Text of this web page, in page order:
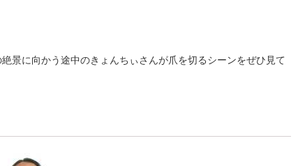
景に向かう途中のきょんちぃさんが爪を切るシーンをぜひ見て